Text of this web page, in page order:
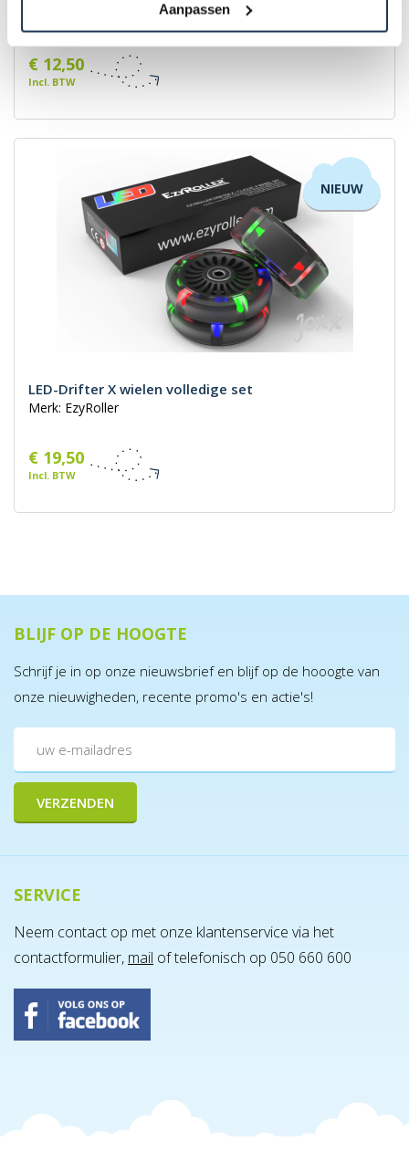
Aanpassen
€ 12,50
Incl. BTW
NIEUW
LED-Drifter X wielen volledige set
Merk: EzyRoller
€ 19,50
Incl. BTW
BLIJF OP DE HOOGTE
Schrijf je in op onze nieuwsbrief en blijf op de hooogte van
onze nieuwigheden, recente promo's en actie's!
SERVICE
Neem contact op met onze klantenservice via het
contactformulier, mail of telefonisch op 050 660 600